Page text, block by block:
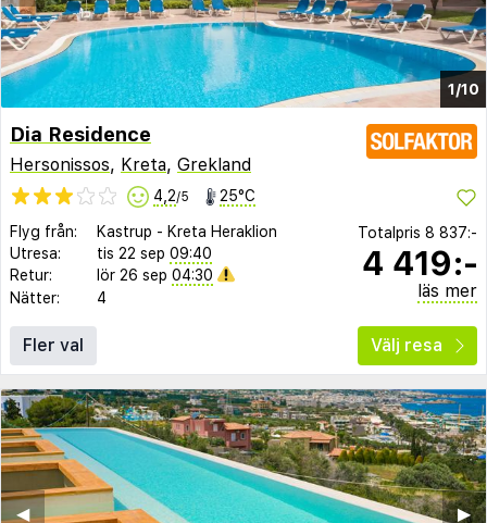
1/10
Dia Residence
Hersonissos, Kreta, Grekland
4,2/5 25°C
Flyg från: Kastrup - Kreta Heraklion
Utresa:
tis 22 sep 09:40
Retur:
lör 26 sep 04:30
Nätter:
4
Totalpris 8 837:-
4 419:-
läs mer
Fler val Välj resa
▶︎
◀︎